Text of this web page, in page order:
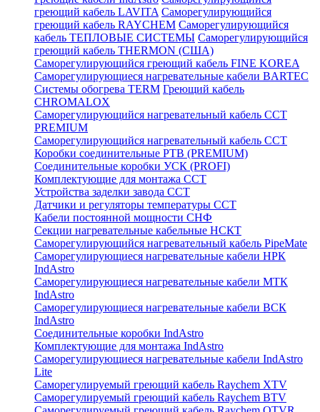
греющий кабель LAVITA Саморегулирующийся
греющий кабель RAYCHEM Саморегулирующийся
кабель ТЕПЛОВЫЕ СИСТЕМЫ Саморегулирующийся
греющий кабель THERMON (США)
Саморегулирующийся греющий кабель FINE KOREA
Саморегулирующиеся нагревательные кабели BARTEC
Системы обогрева TERM Греющий кабель
CHROMALOX
Саморегулирующийся нагревательный кабель ССТ
PREMIUM
Саморегулирующийся нагревательный кабель ССТ
Коробки соединительные РТВ (PREMIUM)
Соединительные коробки УСК (PROFI)
Комплектующие для монтажа ССТ
Устройства заделки завода ССТ
Датчики и регуляторы температуры ССТ
Кабели постоянной мощности СНФ
Секции нагревательные кабельные НСКТ
Саморегулирующийся нагревательный кабель PipeMate
Саморегулирующиеся нагревательные кабели НРК
IndAstro
Саморегулирующиеся нагревательные кабели МТК
IndAstro
Саморегулирующиеся нагревательные кабели ВСК
IndAstro
Соединительные коробки IndAstro
Комплектующие для монтажа IndAstro
Саморегулирующиеся нагревательные кабели IndAstro
Lite
Саморегулируемый греющий кабель Raychem XTV
Саморегулируемый греющий кабель Raychem BTV